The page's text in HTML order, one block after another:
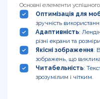
Основні елементи
Оптимізація для
зручність
Адаптивність:
різні екрани та розміри
Якісні зображення:
зображень, що
Читабельність:
зрозумілим і чітким.